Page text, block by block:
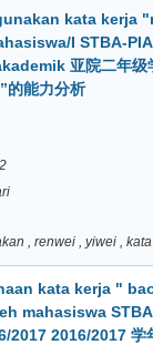
kata kerja
I STBA-
亚院二年级
的能力分析
, renwei , yiwei ,
kata kerja "
mahasiswa
2017 2016/2017 学